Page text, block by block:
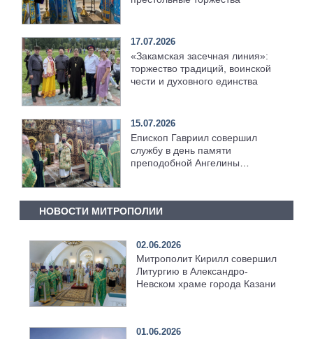
17.07.2026
«Закамская засечная линия»:
торжество традиций, воинской
чести и духовного единства
15.07.2026
Епископ Гавриил совершил
службу в день памяти
преподобной Ангелины
НОВОСТИ МИТРОПОЛИИ
02.06.2026
Митрополит Кирилл совершил
Литургию в Александро-
Невском храме города Казани
01.06.2026